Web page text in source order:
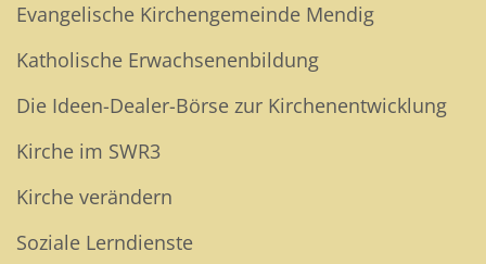
Evangelische Kirchengemeinde Mendig
Katholische Erwachsenenbildung
Die Ideen-Dealer-Börse zur Kirchenentwicklung
Kirche im SWR3
Kirche verändern
Soziale Lerndienste